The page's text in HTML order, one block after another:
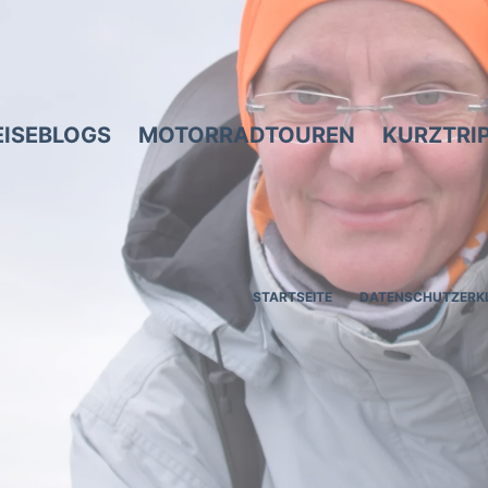
MOTORRADTOUREN
STARTSEITE